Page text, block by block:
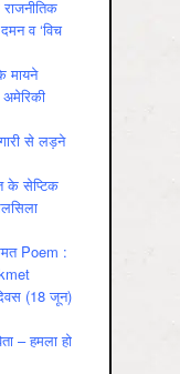
व ‘विच
मायने
से लड़ने
के सेप्टिक
Poem :
(18 जून)
– हमला हो